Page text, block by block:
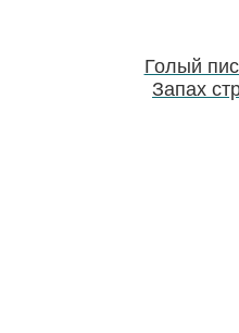
Голый
Запах